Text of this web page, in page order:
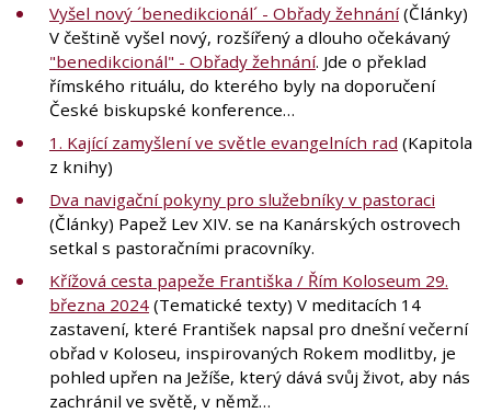
Vyšel nový ´benedikcionál´ - Obřady žehnání(Články)
V češtině vyšel nový, rozšířený a dlouho očekávaný
"benedikcionál" - Obřady žehnání. Jde o překlad
římského rituálu, do kterého byly na doporučení
České biskupské konference…
1. Kající zamyšlení ve světle evangelních rad (Kapitola
z knihy)
Dva navigační pokyny pro služebníky v pastoraci
(Články) Papež Lev XIV. se na Kanárských ostrovech
setkal s pastoračními pracovníky.
Křížová cesta papeže Františka / Řím Koloseum 29.
března 2024 (Tematické texty) V meditacích 14
zastavení, které František napsal pro dnešní večerní
obřad v Koloseu, inspirovaných Rokem modlitby, je
pohled upřen na Ježíše, který dává svůj život, aby nás
zachránil ve světě, v němž…